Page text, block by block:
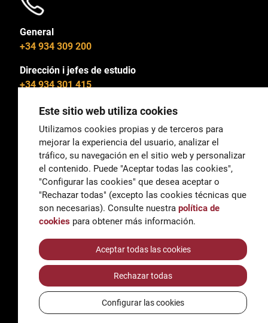
General
+34 934 309 200
Dirección i jefes de estudio
+34 934 301 415
General
correu@escoladeltreball.org
Información
informacio@escoladeltreball.org
Trámites de secretaría
AccessibilidadAviso legal y Política de Privacidad
Política de cookies
Créditos
Este sitio web utiliza cookies
Utilizamos cookies propias y de terceros para
mejorar la experiencia del usuario, analizar el
tráfico, su navegación en el sitio web y personalizar
el contenido. Puede "Aceptar todas las cookies",
"Configurar las cookies" que desea aceptar o
"Rechazar todas" (excepto las cookies técnicas que
son necesarias). Consulte nuestra política de
cookies para obtener más información.
Aceptar todas las cookies
Rechazar todas
Configurar las cookies